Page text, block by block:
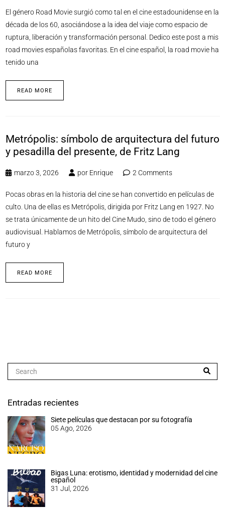
El género Road Movie surgió como tal en el cine estadounidense en la
década de los 60, asociándose a la idea del viaje como espacio de
ruptura, liberación y transformación personal. Dedico este post a mis
road movies españolas favoritas. En el cine español, la road movie ha
tenido una
READ MORE
Metrópolis: símbolo de arquitectura del futuro
y pesadilla del presente, de Fritz Lang
marzo 3, 2026 por Enrique 2 Comments
Pocas obras en la historia del cine se han convertido en películas de
culto. Una de ellas es Metrópolis, dirigida por Fritz Lang en 1927. No
se trata únicamente de un hito del Cine Mudo, sino de todo el género
audiovisual. Hablamos de Metrópolis, símbolo de arquitectura del
futuro y
READ MORE
Entradas recientes
Siete películas que destacan por su fotografía
05 Ago, 2026
Bigas Luna: erotismo, identidad y modernidad del cine
español
31 Jul, 2026